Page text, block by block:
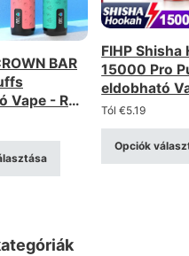
BAR
Vape - RGB
tekercs,
FIHP Shisha
15000 Pro
eldobható
0.6Ω Mesh
kijelző
Tól€5.19
Opciók